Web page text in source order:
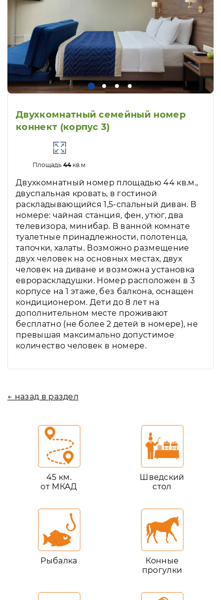
Двухкомнатный семейный номер
коннект (корпус 3)
Площадь 44кв.м.
Двухкомнатный номер площадью 44 кв.м.,
двуспальная кровать, в гостиной
раскладывающийся 1,5-спальный диван. В
номере: чайная станция, фен, утюг, два
телевизора, минибар. В ванной комнате
туалетные принадлежности, полотенца,
тапочки, халаты. Возможно размещение
двух человек на основных местах, двух
человек на диване и возможна установка
еврораскладушки. Номер расположен в 3
корпусе на 1 этаже, без балкона, оснащен
кондиционером. Дети до 8 лет на
дополнительном месте проживают
бесплатно (не более 2 детей в номере), не
превышая максимально допустимое
количество человек в номере.
← назад в раздел
45 км.
от МКАД
Шведский
стол
Рыбалка
Конные
прогулки